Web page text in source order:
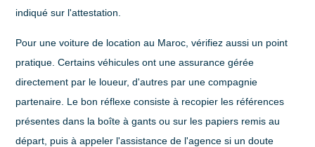
indiqué sur l'attestation.
Pour une voiture de location au Maroc, vérifiez aussi un point
pratique. Certains véhicules ont une assurance gérée
directement par le loueur, d'autres par une compagnie
partenaire. Le bon réflexe consiste à recopier les références
présentes dans la boîte à gants ou sur les papiers remis au
départ, puis à appeler l'assistance de l'agence si un doute